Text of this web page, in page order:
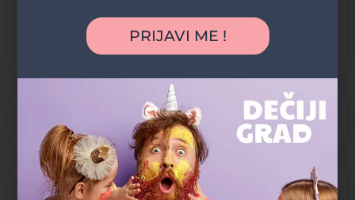
Staza za trčanje
Otvoreno 24h danas
Dodatni sadržaji
PRIJAVI ME !